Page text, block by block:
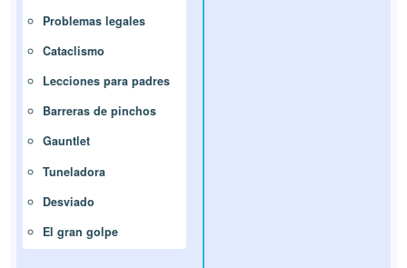
Problemas legales
Cataclismo
Lecciones para padres
Barreras de pinchos
Gauntlet
Tuneladora
Desviado
El gran golpe